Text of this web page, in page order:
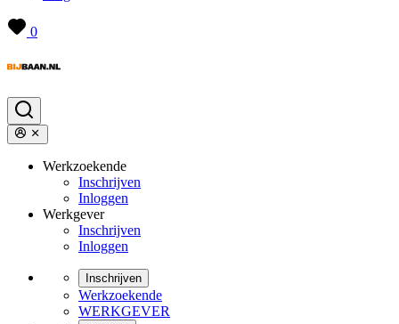
0
Werkzoekende
Inschrijven
Inloggen
Werkgever
Inschrijven
Inloggen
Inschrijven
Werkzoekende
WERKGEVER